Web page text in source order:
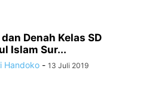
Denah Kelas SD
Islam Sur...
Handoko - 13 Juli 2019